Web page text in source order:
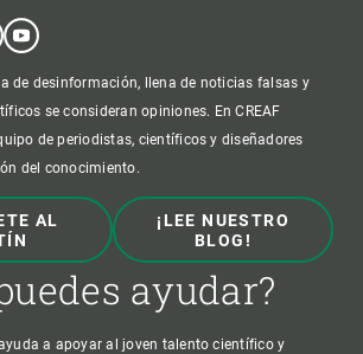
Youtube
de desinformación, llena de noticias falsas y
se consideran opiniones. En CREAF
de periodistas, científicos y diseñadores
del conocimiento.
AL
¡LEE NUESTRO
BLOG!
ayudar?
a apoyar al joven talento científico y